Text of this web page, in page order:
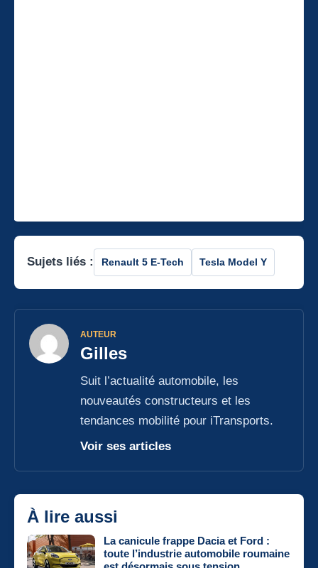
Sujets liés : Renault 5 E-Tech Tesla Model Y
AUTEUR
Gilles
Suit l’actualité automobile, les
nouveautés constructeurs et les
tendances mobilité pour iTransports.
Voir ses articles
À lire aussi
La canicule frappe Dacia et Ford :
toute l’industrie automobile roumaine